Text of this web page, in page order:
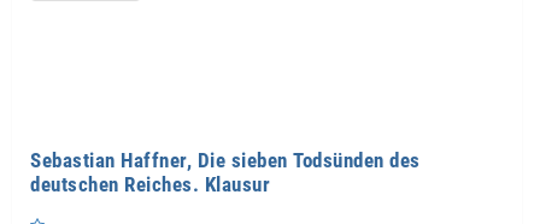
Sebastian Haffner, Die sieben Todsünden des
deutschen Reiches. Klausur